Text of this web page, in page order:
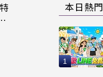
本日熱門